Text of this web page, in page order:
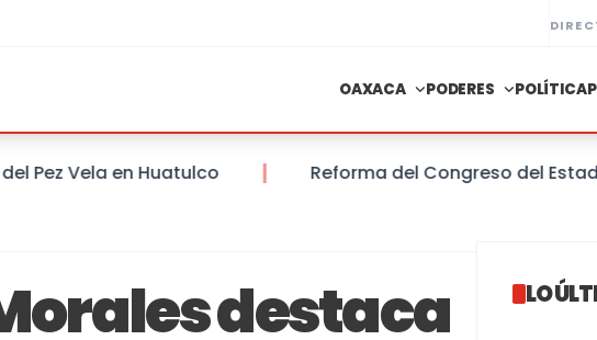
OAXACA PODERES POLÍTICA
Vela en Huatulco Reforma del Congreso del Estado
destaca LO